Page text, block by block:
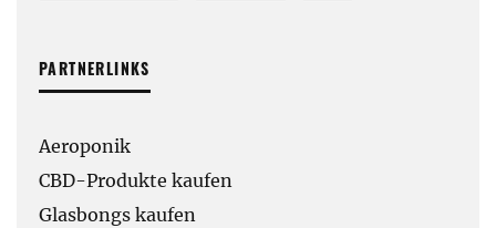
PARTNERLINKS
Aeroponik
CBD-Produkte kaufen
Glasbongs kaufen